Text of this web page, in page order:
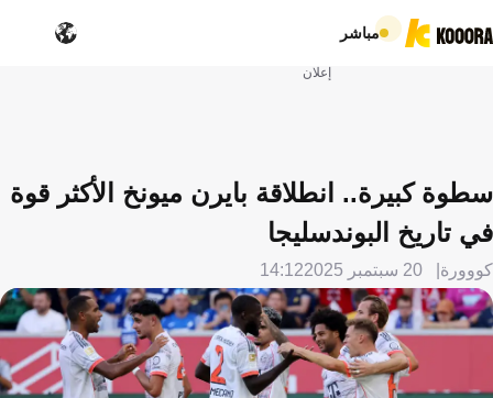
مباشر
إعلان
سطوة كبيرة.. انطلاقة بايرن ميونخ الأكثر قوة
في تاريخ البوندسليجا
كووورة 20 سبتمبر 2025 14:12